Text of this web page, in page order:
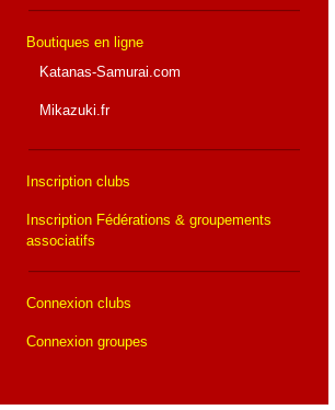
Boutiques en ligne
Katanas-Samurai.com
Mikazuki.fr
Inscription clubs
Inscription Fédérations & groupements
associatifs
Connexion clubs
Connexion groupes